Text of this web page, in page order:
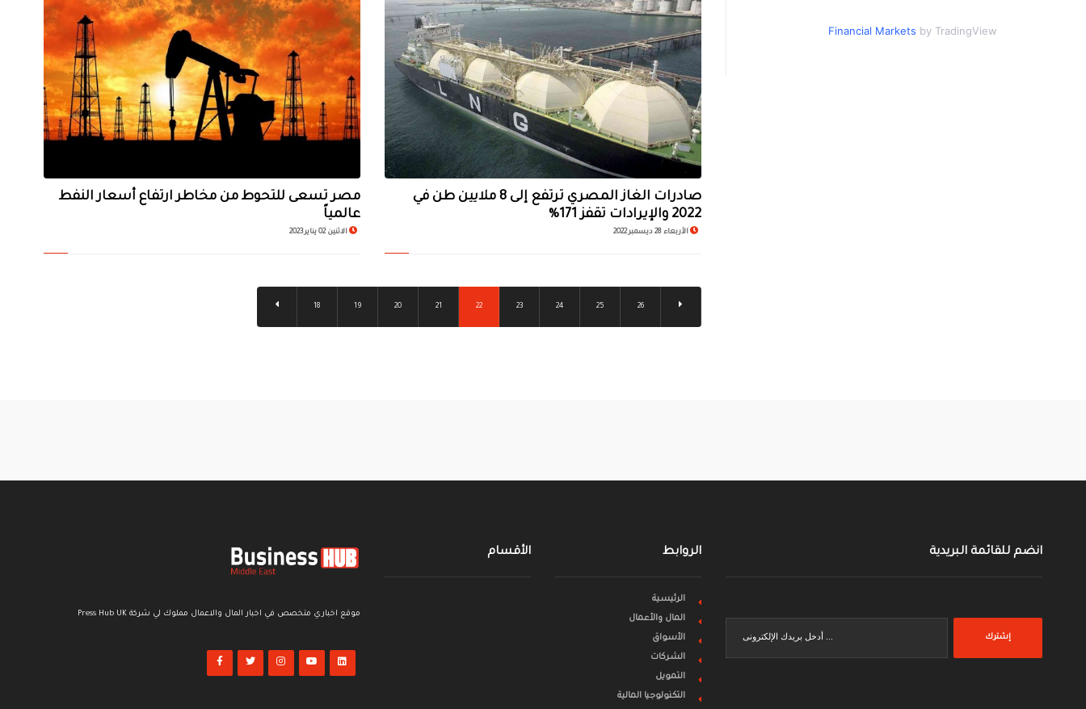
مصر تسعى للتحوط من مخاطر ارتفاع أسعار النفط
عالمياً
الاثنين 02 يناير 2023
صادرات الغاز المصري ترتفع إلى 8 ملايين طن في
2022 والإيرادات تقفز 171%
الأربعاء 28 ديسمبر 2022
18 19 20 21 22 23 24 25 26
Financial Markets by TradingView
موقع اخباري متخصص في اخبار المال والاعمال مملوك لي شركة Press Hub UK
الأقسام الروابط
الرئيسية
المال والأعمال
الأسواق
الشركات
التمويل
التكنولوجيا المالية
انضم للقائمة البريدية
إشترك